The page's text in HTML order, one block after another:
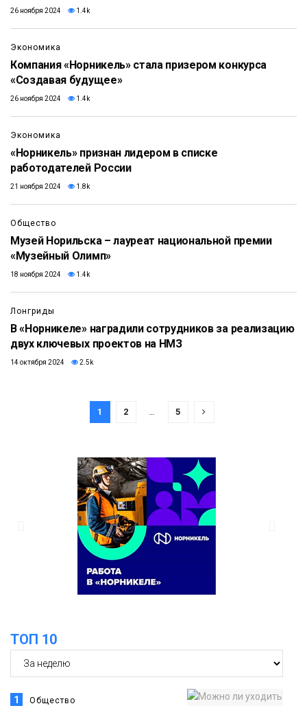
26 ноября 2024 1.4k
Экономика
Компания «Норникель» стала призером конкурса
«Создавая будущее»
26 ноября 2024 1.4k
Экономика
«Норникель» признан лидером в списке
работодателей России
21 ноября 2024 1.8k
Общество
Музей Норильска – лауреат национальной премии
«Музейный Олимп»
18 ноября 2024 1.4k
Лонгриды
В «Норникеле» наградили сотрудников за реализацию
двух ключевых проектов на НМЗ
14 октября 2024 2.5k
1 2 5
ТОП 10
1 Общество